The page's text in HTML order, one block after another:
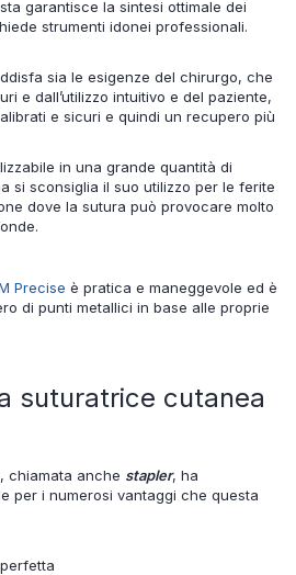
garantisce la sintesi ottimale dei
strumenti idonei professionali.
sia le esigenze del chirurgo, che
e dall’utilizzo intuitivo e del paziente,
e sicuri e quindi un recupero più
in una grande quantità di
si sconsiglia il suo utilizzo per le ferite
dove la sutura può provocare molto
Precise è pratica e maneggevole ed è
di punti metallici in base alle proprie
suturatrice cutanea
, chiamata anche stapler, ha
per i numerosi vantaggi che questa